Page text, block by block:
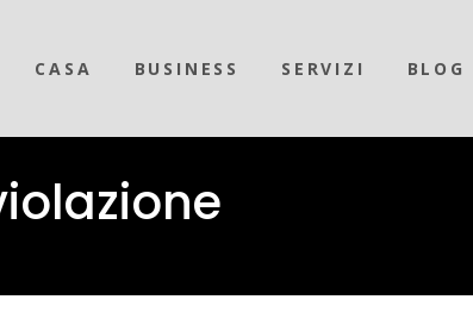
CASA BUSINESS SERVIZI BLOG